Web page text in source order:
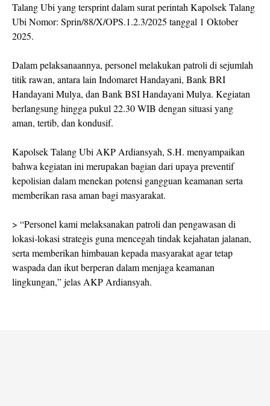
Talang Ubi yang tersprint dalam surat perintah Kapolsek Talang
Ubi Nomor: Sprin/88/X/OPS.1.2.3/2025 tanggal 1 Oktober
2025.
Dalam pelaksanaannya, personel melakukan patroli di sejumlah
titik rawan, antara lain Indomaret Handayani, Bank BRI
Handayani Mulya, dan Bank BSI Handayani Mulya. Kegiatan
berlangsung hingga pukul 22.30 WIB dengan situasi yang
aman, tertib, dan kondusif.
Kapolsek Talang Ubi AKP Ardiansyah, S.H. menyampaikan
bahwa kegiatan ini merupakan bagian dari upaya preventif
kepolisian dalam menekan potensi gangguan keamanan serta
memberikan rasa aman bagi masyarakat.
> “Personel kami melaksanakan patroli dan pengawasan di
lokasi-lokasi strategis guna mencegah tindak kejahatan jalanan,
serta memberikan himbauan kepada masyarakat agar tetap
waspada dan ikut berperan dalam menjaga keamanan
lingkungan,” jelas AKP Ardiansyah.